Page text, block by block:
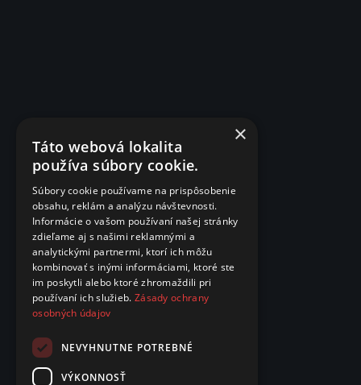
×
Táto webová lokalita
používa súbory cookie.
Súbory cookie používame na prispôsobenie
obsahu, reklám a analýzu návštevnosti.
Informácie o vašom používaní našej stránky
zdieľame aj s našimi reklamnými a
analytickými partnermi, ktorí ich môžu
kombinovať s inými informáciami, ktoré ste
im poskytli alebo ktoré zhromaždili pri
používaní ich služieb. Zásady ochrany
osobných údajov
NEVYHNUTNE POTREBNÉ
VÝKONNOSŤ